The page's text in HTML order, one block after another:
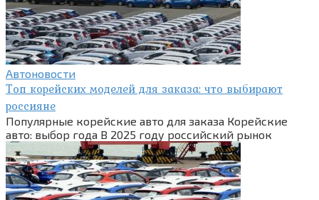
Автоновости
Топ корейских моделей для заказа: что выбирают
россияне
Популярные корейские авто для заказа Корейские
авто: выбор года В 2025 году российский рынок